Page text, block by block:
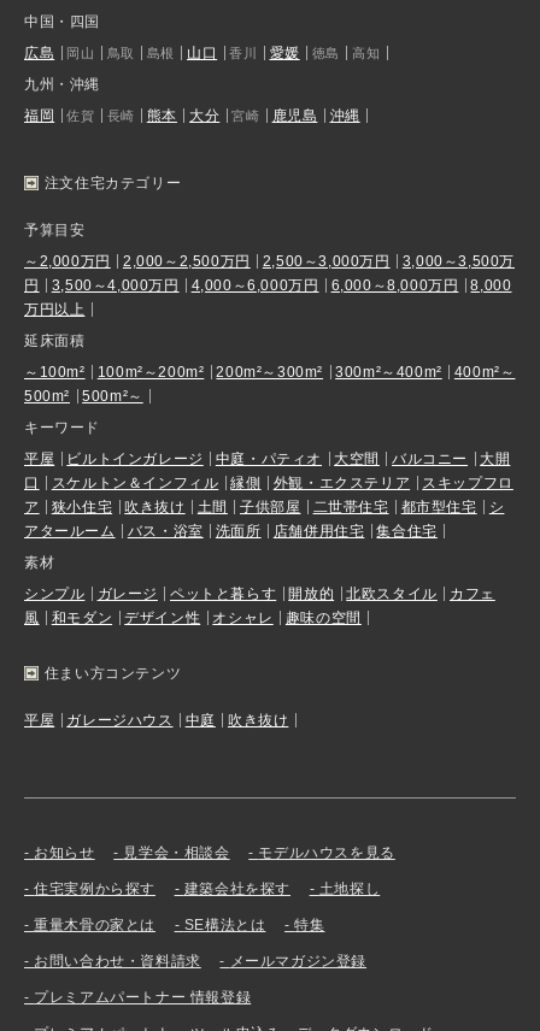
中国・四国
広島
岡山 鳥取 島根 山口 香川 愛媛 徳島 高知
九州・沖縄
福岡
佐賀 長崎 熊本 大分 宮崎 鹿児島 沖縄
注文住宅カテゴリー
予算目安
～2,000万円
2,000～2,500万円 2,500～3,000万円
3,000～3,500万
円
3,500～4,000万円 4,000～6,000万円 6,000～8,000万円
8,000
万円以上
延床面積
～100m²
100m²～200m² 200m²～300m² 300m²～400m²
400m²～
500m²
500m²～
キーワード
平屋
ビルトインガレージ 中庭・パティオ 大空間 バルコニー
大開
口
スケルトン＆インフィル 縁側 外観・エクステリア
スキップフロ
ア
狭小住宅 吹き抜け 土間 子供部屋 二世帯住宅 都市型住宅
シ
アタールーム
バス・浴室 洗面所 店舗併用住宅
集合住宅
素材
シンプル
ガレージ ペットと暮らす 開放的 北欧スタイル
カフェ
風
和モダン デザイン性 オシャレ 趣味の空間
住まい方コンテンツ
平屋 ガレージハウス 中庭 吹き抜け
お知らせ 見学会・相談会 モデルハウスを見る
住宅実例から探す 建築会社を探す 土地探し
重量木骨の家とは SE構法とは 特集
お問い合わせ・資料請求 メールマガジン登録
プレミアムパートナー 情報登録